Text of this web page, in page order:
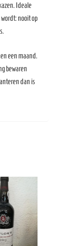
Ideale
nooit op
een maand.
bewaren
dan is